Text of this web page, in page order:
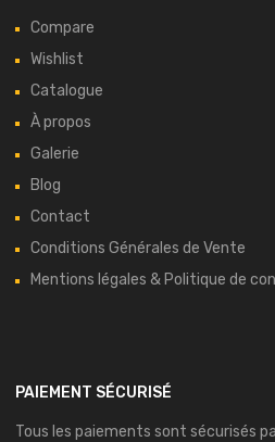
Compare
Wishlist
Catalogue
À propos
Galerie
Blog
Contact
Conditions Générales de Vente
Mentions légales & Politique de
PAIEMENT SÉCURISÉ
Tous les paiements sont sécurisés